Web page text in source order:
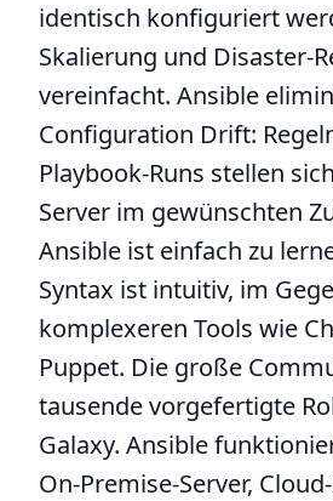
identisch konfiguriert
Skalierung und Disaster-
vereinfacht. Ansible
Configuration Drift:
Playbook-Runs stellen
Server im gewünschten
Ansible ist einfach zu
Syntax ist intuitiv, im
komplexeren Tools wie
Puppet. Die große
tausende vorgefertigte
Galaxy. Ansible
On-Premise-Server,